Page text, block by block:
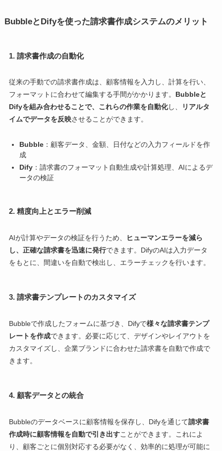
BubbleとDifyを使った請求書作成システムのメリット
1. 請求書作成の自動化
従来の手動での請求書作成は、顧客情報を入力し、計算を行い、
フォーマットに合わせて編集する手間がかかります。 Bubbleと
Difyを組み合わせることで、これらの作業を自動化し、
リアルタ
イムでデータを反映させることができます。
Bubble：顧客データ、金額、日付などの入力フィールドを作
成
Dify：請求書のフォーマット自動生成や計算処理、AIによるデ
ータの検証
2. 精度向上とエラー削減
AIが計算やデータの検証を行うため、
ヒューマンエラーを減ら
し、正確な請求書を迅速に発行できます。DifyのAIは入力データ
をもとに、間違いを自動で検出し、エラーチェックを行います。
3. 請求書テンプレートのカスタマイズ
Bubbleで作成したフォームに基づき、Difyで様々な請求書テンプ
レートを作成できます。必要に応じて、デザインやレイアウトを
カスタマイズし、企業ブランドに合わせた請求書を自動で作成で
きます。
4. 顧客データとの統合
Bubbleのデータベースに顧客情報を保存し、Difyを通じて請求書
作成時に顧客情報を自動で引き出すことができます。これによ
り、顧客ごとに個別対応する必要がなく、効率的に処理が可能に